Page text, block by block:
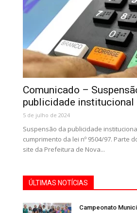
Comunicado –
publicidade institucional
5 de julho de 2024
Suspensão da publicidade
cumprimento da lei nº 9504/97. Parte
site da Prefeitura de Nova...
ÚLTIMAS NOTÍCIAS
Campeonato